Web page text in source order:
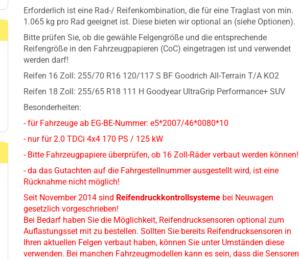
Erforderlich ist eine Rad-/ Reifenkombination, die für eine Traglast von min.
1.065 kg pro Rad geeignet ist. Diese bieten wir optional an (siehe Optionen).
Bitte prüfen Sie, ob die gewähle Felgengröße und die entsprechende
Reifengröße in den Fahrzeugpapieren (CoC) eingetragen ist und verwendet
werden darf!
Reifen 16 Zoll: 255/70 R16 120/117 S BF Goodrich All-Terrain T/A KO2
Reifen 18 Zoll: 255/65 R18 111 H Goodyear UltraGrip Performance+ SUV
Besonderheiten:
- für Fahrzeuge ab EG-BE-Nummer: e5*2007/46*0080*10
- nur für 2.0 TDCi 4x4 170 PS / 125 kW
- Bitte Fahrzeugpapiere überprüfen, ob 16 Zoll-Räder verbaut werden können!
- da das Gutachten auf die Fahrgestellnummer ausgestellt wird, ist eine
Rücknahme nicht möglich!
Seit November 2014 sind Reifendruckkontrollsysteme bei Neuwagen
gesetzlich vorgeschrieben!
Bei Bedarf haben Sie die Möglichkeit, Reifendrucksensoren optional zum
Auflastungsset mit zu bestellen. Sollten Sie bereits Reifendrucksensoren in
Ihren aktuellen Felgen verbaut haben, können Sie unter Umständen diese
verwenden. Bei manchen Fahrzeugmodellen kann es sein, dass die Sensoren